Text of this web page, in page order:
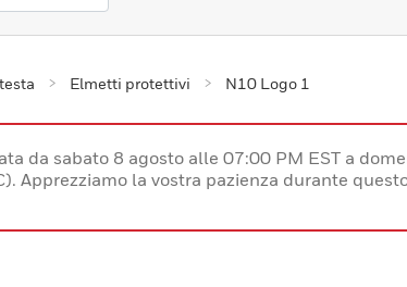
Elmetti protettivi N10 Logo 1
da sabato 8 agosto alle 07:00 PM EST a
Apprezziamo la vostra pazienza durante